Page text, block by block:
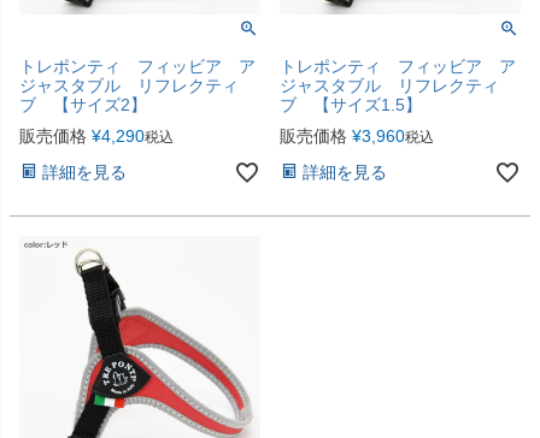
トレポンティ フィッビア ア
ジャスタブル リフレクティ
ブ 【サイズ2】
販売価格 ¥4,290税込
詳細を見る
トレポンティ フィッビア ア
ジャスタブル リフレクティ
ブ 【サイズ1.5】
販売価格 ¥3,960税込
詳細を見る